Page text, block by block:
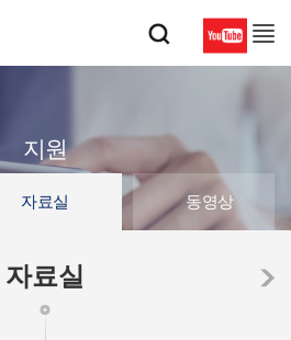
지원
자료실 동영상
자료실